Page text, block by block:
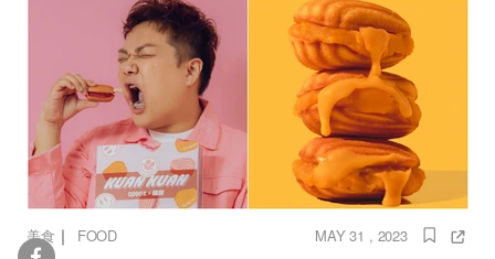
美食 ｜ FOOD MAY 31 , 2023